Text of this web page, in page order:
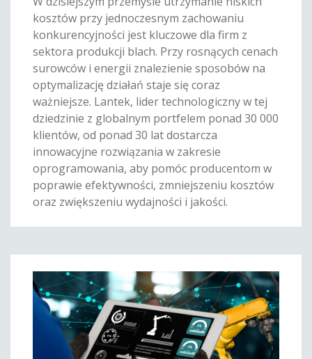
kosztów przy jednoczesnym zachowaniu
konkurencyjności jest kluczowe dla firm z
sektora produkcji blach. Przy rosnących cenach
surowców i energii znalezienie sposobów na
optymalizację działań staje się coraz
ważniejsze. Lantek, lider technologiczny w tej
dziedzinie z globalnym portfelem ponad 30 000
klientów, od ponad 30 lat dostarcza
innowacyjne rozwiązania w zakresie
oprogramowania, aby pomóc producentom w
poprawie efektywności, zmniejszeniu kosztów
oraz zwiększeniu wydajności i jakości.